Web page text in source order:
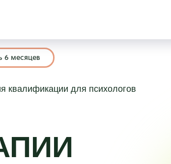
квалификации для психологов
6 месяцев